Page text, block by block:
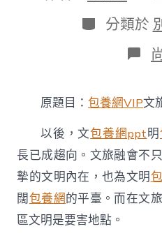
日
分
類
分類於
原題目：包養網VIP文
以後，文包養網ppt明
長已成趨向。文旅融會不
摯的文明內在，也為文明
闊包養網的平臺。而在文
區文明是要害地點。